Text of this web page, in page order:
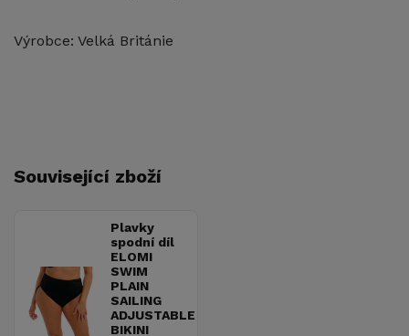
Výrobce: Velká Británie
Související zboží
Plavky
spodní díl
ELOMI
SWIM
PLAIN
SAILING
ADJUSTABLE
BIKINI